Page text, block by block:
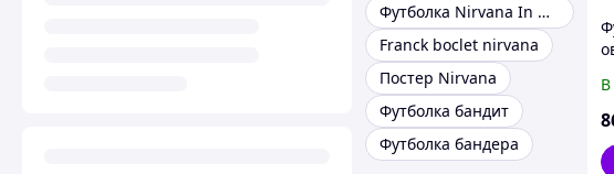
Футболка Nirvana In Utero
Franck boclet nirvana
Постер Nirvana
Футболка бандит
Футболка бандера